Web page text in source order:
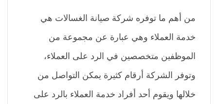
من أهم ما توفره شركة صيانة الغسالات هي
خدمة العملاء وهي عبارة عن مجموعة من
الموظفين متخصصين في الرد على العملاء،
وتوفر الشركة أرقام كثيرة يمكن التواصل من
خلالها ويقوم أحد أفراد خدمة العملاء بالرد على